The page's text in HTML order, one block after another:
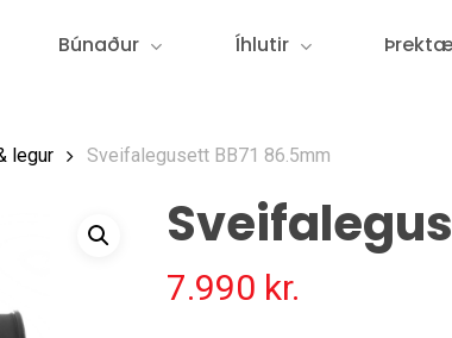
Búnaður Íhlutir
legur Sveifalegusett BB71 86.5mm
7.990 kr.